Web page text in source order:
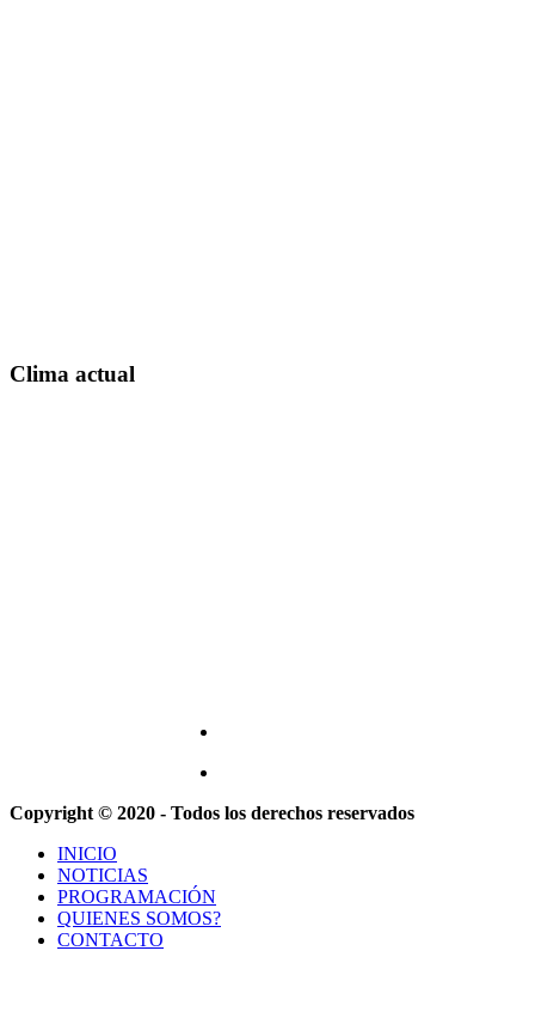
Clima actual
Copyright © 2020 - Todos los derechos reservados
INICIO
NOTICIAS
PROGRAMACIÓN
QUIENES SOMOS?
CONTACTO